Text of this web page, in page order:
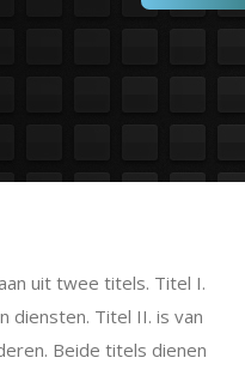
uit twee titels. Titel I.
diensten. Titel II. is van
Beide titels dienen